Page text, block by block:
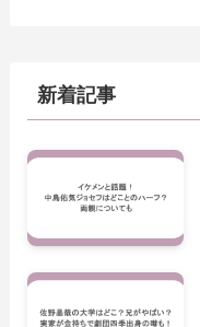
新着記事